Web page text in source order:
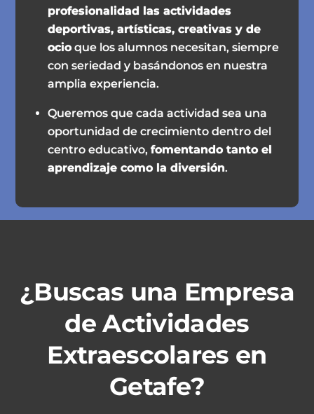
profesionalidad las actividades
deportivas, artísticas, creativas y de
ocio que los alumnos necesitan, siempre
con seriedad y basándonos en nuestra
amplia experiencia.
Queremos que cada actividad sea una
oportunidad de crecimiento dentro del
centro educativo,fomentando tanto el
aprendizaje como la diversión.
¿Buscas una Empresa
de Actividades
Extraescolares en
Getafe?